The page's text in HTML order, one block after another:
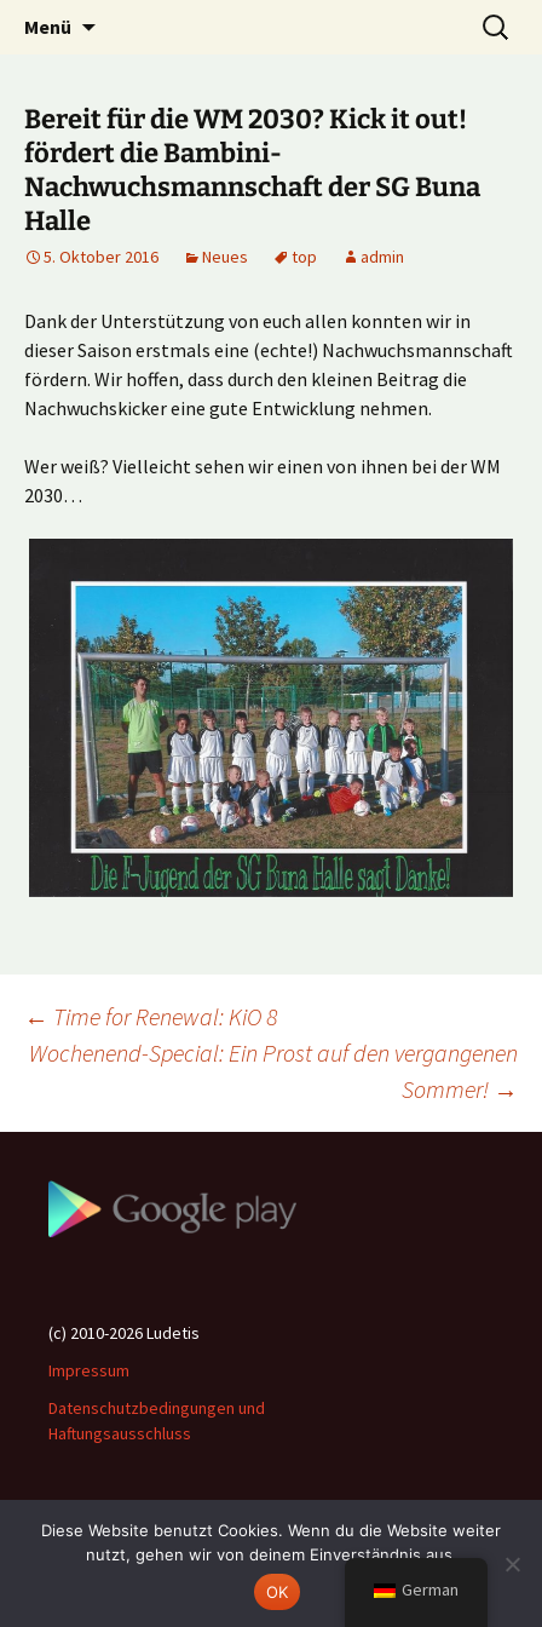
Kick it out!
Multiplayer Football Manager
Menü
Suche
nach:
Bereit für die WM 2030? Kick it out!
fördert die Bambini-
Nachwuchsmannschaft der SG Buna
Halle
5. Oktober 2016 Neues top admin
Dank der Unterstützung von euch allen konnten wir in
dieser Saison erstmals eine (echte!) Nachwuchsmannschaft
fördern. Wir hoffen, dass durch den kleinen Beitrag die
Nachwuchskicker eine gute Entwicklung nehmen.
Wer weiß? Vielleicht sehen wir einen von ihnen bei der WM
2030…
Beitragsnavigation
← Time for Renewal: KiO 8
Wochenend-Special: Ein Prost auf den vergangenen
Sommer! →
(c) 2010-2026 Ludetis
Impressum
Datenschutzbedingungen und
Haftungsausschluss
Stolz präsentiert von WordPress
German
Diese Website benutzt Cookies. Wenn du die Website weiter
nutzt, gehen wir von deinem Einverständnis aus.
OK